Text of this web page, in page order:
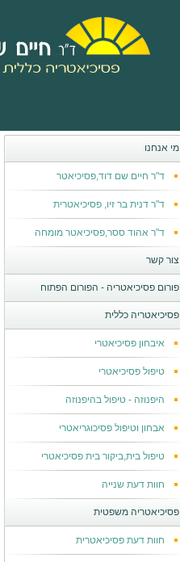
מי אנחנו
ד"ר חיים שם דוד,פסיכיאטר
ד"ר דנית בר זיו, פסיכיאטרית
ד"ר אהוד ססר,פסיכיאטר מומחה
צור קשר
פורום פסיכיאטריה - הפורום הפתוח
פסיכיאטריה כללית
איבחון פסיכיאטרי
טיפול פסיכיאטרי
היפנוזה - טיפול בהיפנוזה
אבחון וטיפול פסיכוגריאטרי
טיפול בית,ביקור בית פסיכיאטרי
חוות דעת שנייה
פסיכיאטריה משפטית
חוות דעת פסיכיאטרית